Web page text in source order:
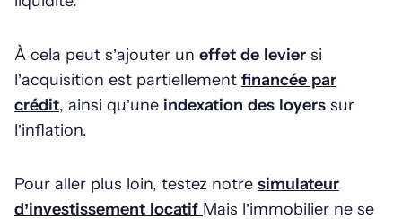
À cela peut s’ajouter un effet de levier si
l’acquisition est partiellement financée par
crédit, ainsi qu’une indexation des loyers sur
l’inflation.
Pour aller plus loin, testez notre simulateur
d’investissement locatif Mais l’immobilier ne se